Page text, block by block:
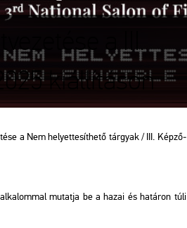
a III.
kiállításon
a Nem he­lyet­te­sít­he­tő tár­gyak / III. Kép­ző­
mu­tat­ja be a hazai és ha­tá­ron túli